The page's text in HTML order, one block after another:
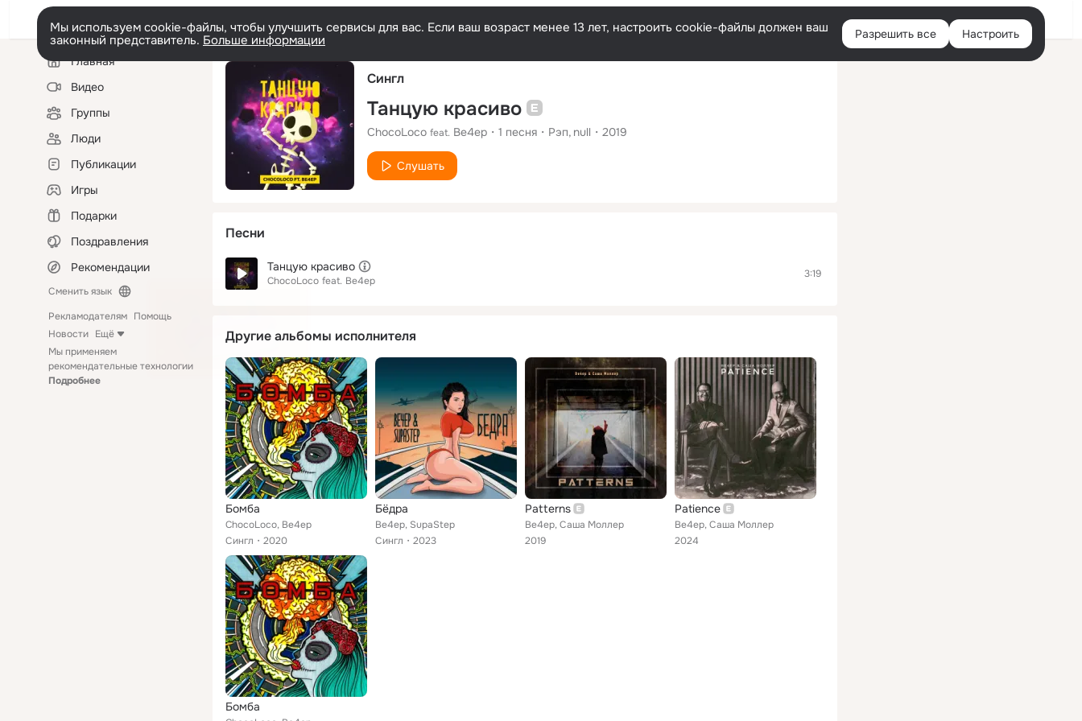
Русский Войти
Мы используем cookie-файлы, чтобы улучшить сервисы для вас. Если ваш возраст менее 13 лет, настроить cookie-файлы должен ваш
законный представитель. Больше информации Разрешить все Настроить
Левая
колонкаГлавная
Видео
Группы
Люди
Публикации
Игры
Подарки
Поздравления
Рекомендации
Сменить язык
Рекламодателям Помощь
Новости Ещё
Мы применяем
рекомендательные технологии
Подробнее
Сингл
Танцую красиво
ChocoLoco feat. Ве4ер 1 песня Рэп null 2019
Слушать
Песни
Танцую красиво
ChocoLoco feat. Ве4ер
3:19
Другие альбомы исполнителя
Бомба
ChocoLoco, Ве4ер
Сингл
2020
Бёдра
Ве4ер, SupaStep
Сингл
2023
Patterns
Ве4ер, Саша Моллер
2019
Patience
Ве4ер, Саша Моллер
2024
Бомба